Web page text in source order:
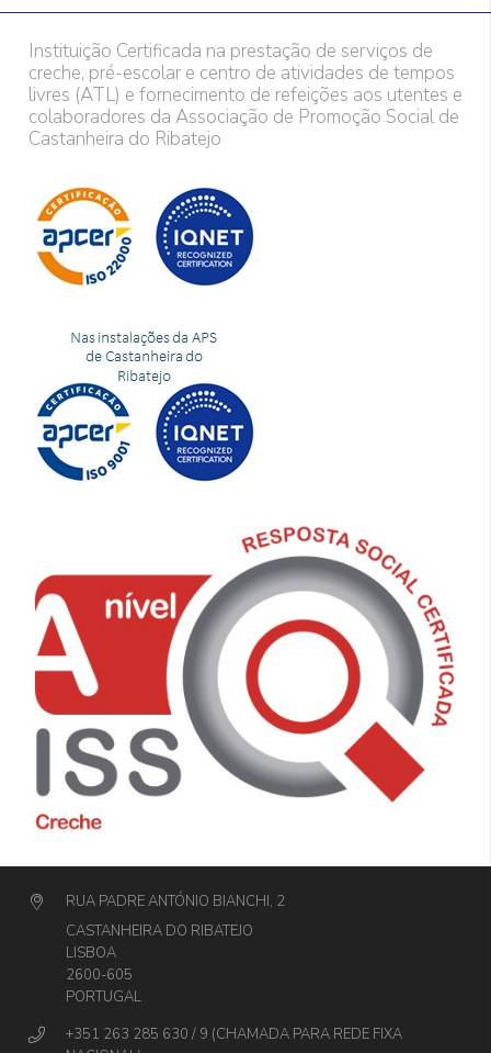
Instituição Certificada na prestação de serviços de
creche, pré-escolar e centro de atividades de tempos
livres (ATL) e fornecimento de refeições aos utentes e
colaboradores da Associação de Promoção Social de
Castanheira do Ribatejo
RUA PADRE ANTÓNIO BIANCHI, 2
CASTANHEIRA DO RIBATEJO
LISBOA
2600-605
PORTUGAL
+351 263 285 630 / 9 (CHAMADA PARA REDE FIXA